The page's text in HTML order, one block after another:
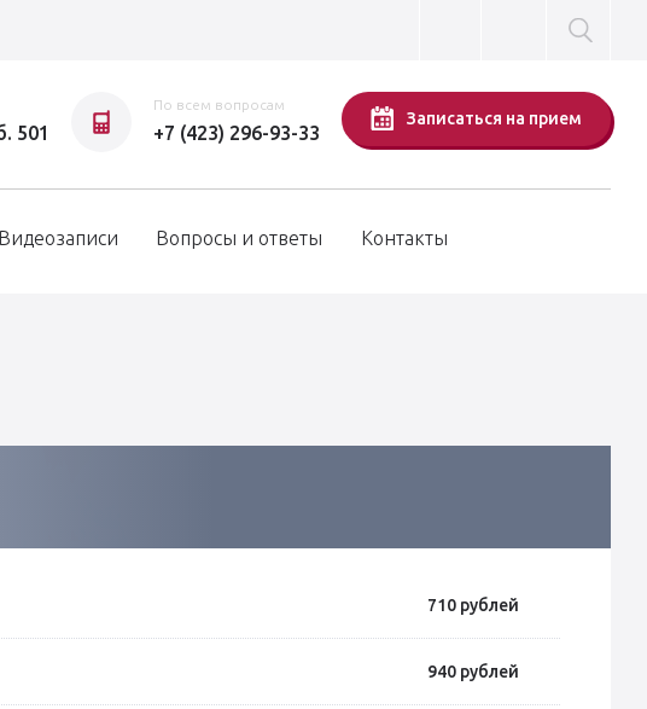
501
По всем вопросам
+7 (423) 296-93-33
Записаться на прием
Видеозаписи Вопросы и ответы Контакты
710 рублей
940 рублей